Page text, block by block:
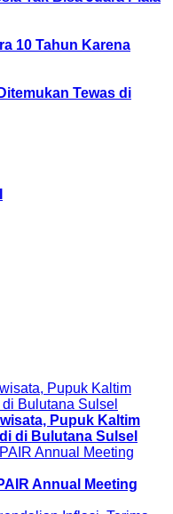
10 Tahun Karena
Tewas di
Pupuk Kaltim
di Bulutana Sulsel
Annual Meeting